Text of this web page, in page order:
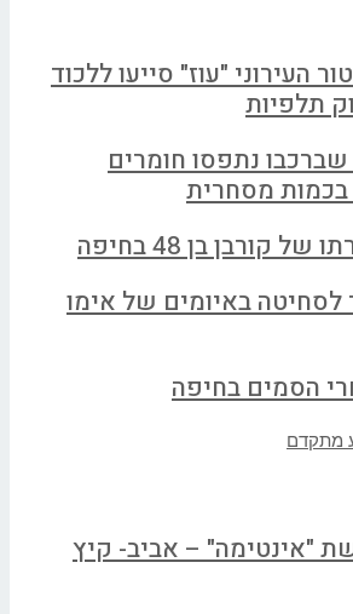
העירוני "עוז" סייעו ללכוד
תלפיות
נתפסו חומרים
מסחרית
קורבן בן 48 בחיפה
לסחיטה באיומים של אימו
הסמים בחיפה
"אינטימה" – אביב- קיץ